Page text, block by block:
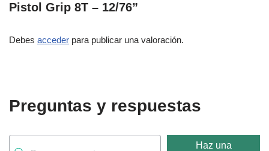
Pistol Grip 8T – 12/76”
Debes acceder para publicar una valoración.
Preguntas y respuestas
Haz una